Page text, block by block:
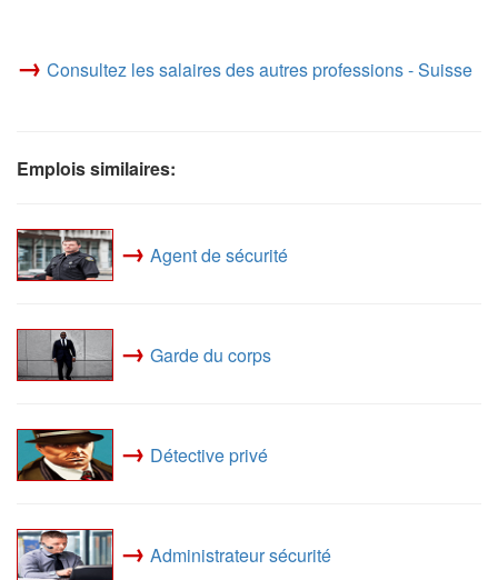
→ Consultez les salaires des autres professions - Suisse
Emplois similaires:
→ Agent de sécurité
→ Garde du corps
→ Détective privé
→ Administrateur sécurité